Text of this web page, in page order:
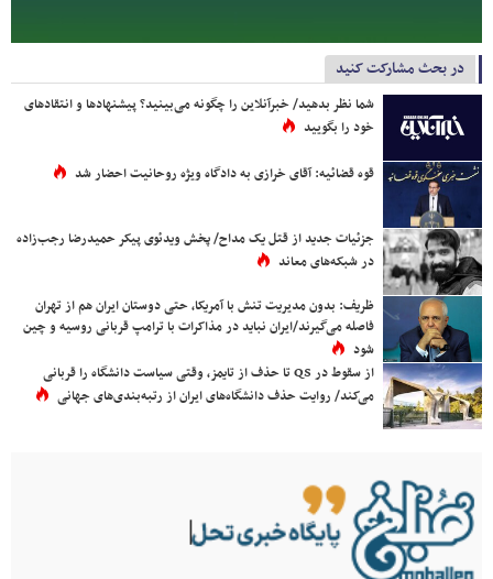
در بحث مشارکت کنید
شما نظر بدهید/ خبرآنلاین را چگونه می‌بینید؟ پیشنهادها و انتقادهای
خود را بگویید
قوه قضائیه: آقای خرازی به دادگاه ویژه روحانیت احضار شد
جزئیات جدید از قتل یک مداح/ پخش ویدئوی پیکر حمیدرضا رجب‌زاده
در شبکه‌های معاند
ظریف: بدون مدیریت تنش با آمریکا، حتی دوستان ایران هم از تهران
فاصله می‌گیرند/ایران نباید در مذاکرات با ترامپ قربانی روسیه و چین
شود
از سقوط در QS تا حذف از تایمز، وقتی سیاست دانشگاه را قربانی
می‌کند/ روایت حذف دانشگاه‌های ایران از رتبه‌بندی‌های جهانی